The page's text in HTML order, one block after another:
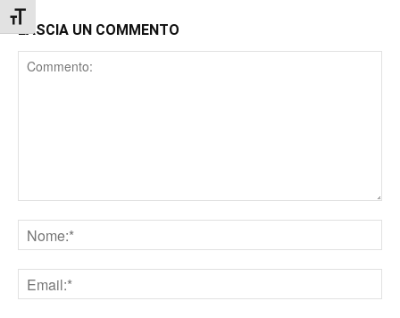
Attiva/disattiva dimensione testo
LASCIA UN COMMENTO
Comment
Nome
Email